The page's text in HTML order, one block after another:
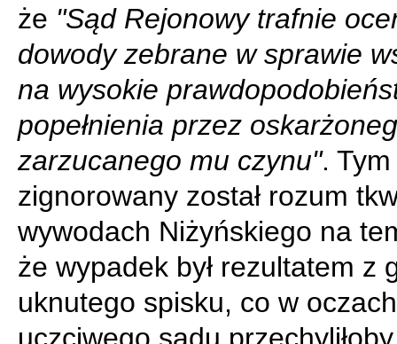
że "Sąd Rejonowy trafnie
dowody zebrane w sprawie
na wysokie
popełnienia przez
zarzucanego mu czynu".
zignorowany został rozum
wywodach Niżyńskiego na
że wypadek był rezultatem z
uknutego spisku, co w oczach